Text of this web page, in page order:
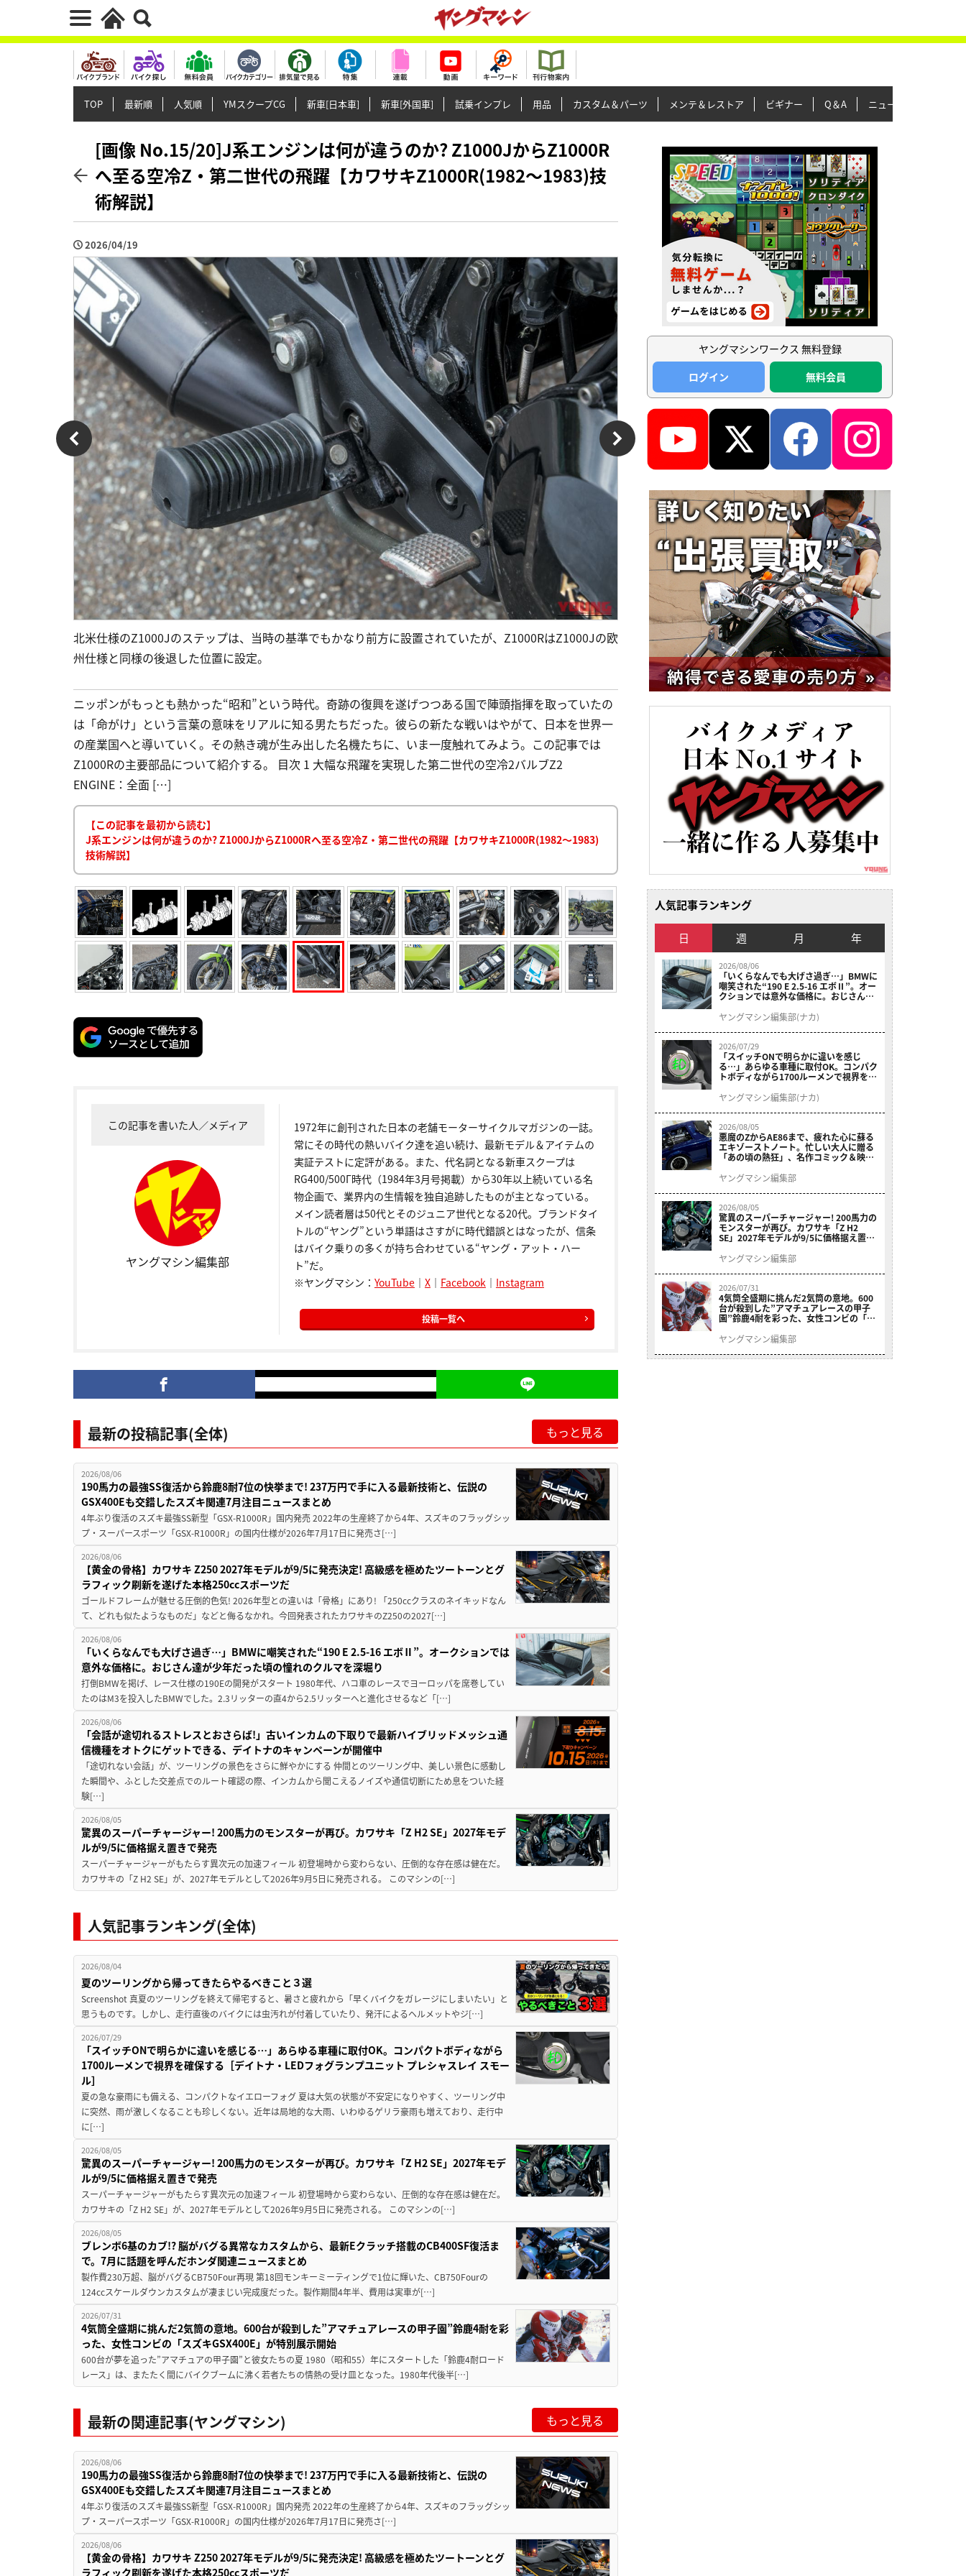
TOP 最新順 人気順 YMスクープCG 新車[日本車] 新車[外国車] 試乗インプレ 用品 カスタム＆パーツ メンテ＆レストア ビギナー Q＆A ニュース＆トピックス
[画像 No.15/20]J系エンジンは何が違うのか? Z1000JからZ1000R
へ至る空冷Z・第二世代の飛躍【カワサキZ1000R(1982～1983)技
術解説】
2026/04/19
北米仕様のZ1000Jのステップは、当時の基準でもかなり前方に設置されていたが、Z1000RはZ1000Jの欧
州仕様と同様の後退した位置に設定。
ニッポンがもっとも熱かった“昭和”という時代。奇跡の復興を遂げつつある国で陣頭指揮を取っていたの
は「命がけ」という言葉の意味をリアルに知る男たちだった。彼らの新たな戦いはやがて、日本を世界一
の産業国へと導いていく。その熱き魂が生み出した名機たちに、いま一度触れてみよう。この記事では
Z1000Rの主要部品について紹介する。 目次 1 大幅な飛躍を実現した第二世代の空冷2バルブZ2
ENGINE：全面 […]
【この記事を最初から読む】
J系エンジンは何が違うのか? Z1000JからZ1000Rへ至る空冷Z・第二世代の飛躍【カワサキZ1000R(1982～1983)
技術解説】
この記事を書いた人／メディア
ヤングマシン編集部
1972年に創刊された日本の老舗モーターサイクルマガジンの一誌。
常にその時代の熱いバイク達を追い続け、最新モデル＆アイテムの
実証テストに定評がある。また、代名詞となる新車スクープは
RG400/500Γ時代（1984年3月号掲載）から30年以上続いている名
物企画で、業界内の生情報を独自追跡したものが主となっている。
メイン読者層は50代とそのジュニア世代となる20代。ブランドタイ
トルの“ヤング”という単語はさすがに時代錯誤とはなったが、信条
はバイク乗りの多くが持ち合わせている“ヤング・アット・ハー
ト”だ。
※ヤングマシン： YouTube｜ X｜ Facebook｜ Instagram
投稿一覧へ
最新の投稿記事(全体) もっと見る
2026/08/06
190馬力の最強SS復活から鈴鹿8耐7位の快挙まで! 237万円で手に入る最新技術と、伝説の
GSX400Eも交錯したスズキ関連7月注目ニュースまとめ
4年ぶり復活のスズキ最強SS新型「GSX-R1000R」国内発売 2022年の生産終了から4年、スズキのフラッグシッ
プ・スーパースポーツ「GSX-R1000R」の国内仕様が2026年7月17日に発売さ[…]
2026/08/06
【黄金の骨格】カワサキ Z250 2027年モデルが9/5に発売決定! 高級感を極めたツートーンとグ
ラフィック刷新を遂げた本格250ccスポーツだ
ゴールドフレームが魅せる圧倒的色気! 2026年型との違いは「骨格」にあり! 「250ccクラスのネイキッドなん
て、どれも似たようなものだ」などと侮るなかれ。今回発表されたカワサキのZ250の2027[…]
2026/08/06
「いくらなんでも大げさ過ぎ…」BMWに嘲笑された“190 E 2.5-16 エボⅡ”。オークションでは
意外な価格に。おじさん達が少年だった頃の憧れのクルマを深堀り
打倒BMWを掲げ、レース仕様の190Eの開発がスタート 1980年代、ハコ車のレースでヨーロッパを席巻してい
たのはM3を投入したBMWでした。2.3リッターの直4から2.5リッターへと進化させるなど「[…]
2026/08/06
「会話が途切れるストレスとおさらば!」古いインカムの下取りで最新ハイブリッドメッシュ通
信機種をオトクにゲットできる、デイトナのキャンペーンが開催中
「途切れない会話」が、ツーリングの景色をさらに鮮やかにする 仲間とのツーリング中、美しい景色に感動し
た瞬間や、ふとした交差点でのルート確認の際、インカムから聞こえるノイズや通信切断にため息をついた経
験[…]
2026/08/05
驚異のスーパーチャージャー! 200馬力のモンスターが再び。カワサキ「Z H2 SE」2027年モデ
ルが9/5に価格据え置きで発売
スーパーチャージャーがもたらす異次元の加速フィール 初登場時から変わらない、圧倒的な存在感は健在だ。
カワサキの「Z H2 SE」が、2027年モデルとして2026年9月5日に発売される。 このマシンの[…]
人気記事ランキング(全体)
2026/08/04
夏のツーリングから帰ってきたらやるべきこと３選
Screenshot 真夏のツーリングを終えて帰宅すると、暑さと疲れから「早くバイクをガレージにしまいたい」と
思うものです。しかし、走行直後のバイクには虫汚れが付着していたり、発汗によるヘルメットやジ[…]
2026/07/29
「スイッチONで明らかに違いを感じる…」あらゆる車種に取付OK。コンパクトボディながら
1700ルーメンで視界を確保する［デイトナ・LEDフォグランプユニット プレシャスレイ スモー
ル］
夏の急な豪雨にも備える、コンパクトなイエローフォグ 夏は大気の状態が不安定になりやすく、ツーリング中
に突然、雨が激しくなることも珍しくない。近年は局地的な大雨、いわゆるゲリラ豪雨も増えており、走行中
に[…]
2026/08/05
驚異のスーパーチャージャー! 200馬力のモンスターが再び。カワサキ「Z H2 SE」2027年モデ
ルが9/5に価格据え置きで発売
スーパーチャージャーがもたらす異次元の加速フィール 初登場時から変わらない、圧倒的な存在感は健在だ。
カワサキの「Z H2 SE」が、2027年モデルとして2026年9月5日に発売される。 このマシンの[…]
2026/08/05
ブレンボ6基のカブ!? 脳がバグる異常なカスタムから、最新Eクラッチ搭載のCB400SF復活ま
で。7月に話題を呼んだホンダ関連ニュースまとめ
製作費230万超、脳がバグるCB750Four再現 第18回モンキーミーティングで1位に輝いた、CB750Fourの
124ccスケールダウンカスタムが凄まじい完成度だった。製作期間4年半、費用は実車が[…]
2026/07/31
4気筒全盛期に挑んだ2気筒の意地。600台が殺到した”アマチュアレースの甲子園”鈴鹿4耐を彩
った、女性コンビの「スズキGSX400E」が特別展示開始
600台が夢を追った”アマチュアの甲子園”と彼女たちの夏 1980（昭和55）年にスタートした「鈴鹿4耐ロード
レース」は、またたく間にバイクブームに沸く若者たちの情熱の受け皿となった。1980年代後半[…]
最新の関連記事(ヤングマシン) もっと見る
2026/08/06
190馬力の最強SS復活から鈴鹿8耐7位の快挙まで! 237万円で手に入る最新技術と、伝説の
GSX400Eも交錯したスズキ関連7月注目ニュースまとめ
4年ぶり復活のスズキ最強SS新型「GSX-R1000R」国内発売 2022年の生産終了から4年、スズキのフラッグシッ
プ・スーパースポーツ「GSX-R1000R」の国内仕様が2026年7月17日に発売さ[…]
2026/08/06
【黄金の骨格】カワサキ Z250 2027年モデルが9/5に発売決定! 高級感を極めたツートーンとグ
ラフィック刷新を遂げた本格250ccスポーツだ
ヤングマシンワークス 無料登録
ログイン
無料会員
人気記事ランキング
日 週 月 年
2026/08/06
「いくらなんでも大げさ過ぎ…」BMWに
嘲笑された“190 E 2.5-16 エボⅡ”。オー
クションでは意外な価格に。おじさん達
ヤングマシン編集部(ナカ)
2026/07/29
「スイッチONで明らかに違いを感じ
る…」あらゆる車種に取付OK。コンパク
トボディながら1700ルーメンで視界を確
ニット プレシャスレイ スモール］
ヤングマシン編集部(ナカ)
2026/08/05
悪魔のZからAE86まで、疲れた心に蘇る
エキゾーストノート。忙しい大人に贈る
「あの頃の熱狂」、名作コミック＆映画
結！
ヤングマシン編集部
2026/08/05
驚異のスーパーチャージャー! 200馬力の
モンスターが再び。カワサキ「Z H2
SE」2027年モデルが9/5に価格据え置き
ヤングマシン編集部
2026/07/31
4気筒全盛期に挑んだ2気筒の意地。600
台が殺到した”アマチュアレースの甲子
園”鈴鹿4耐を彩った、女性コンビの「ス
ヤングマシン編集部